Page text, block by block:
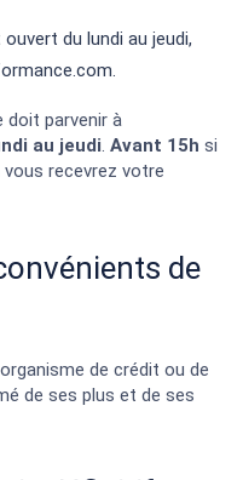
du lundi au jeudi,
.
doit parvenir à
au jeudi. Avant 15h si
vous recevrez votre
de
de crédit ou de
de ses plus et de ses